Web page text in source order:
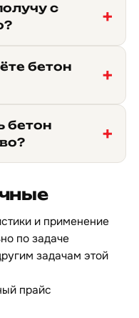
с
бетон
бетон
и применение
по задаче
задачам этой
прайс